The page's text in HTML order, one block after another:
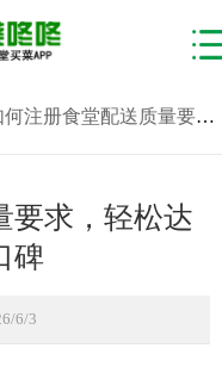
注册食堂配送质量要求，轻松达标，提升口碑
要求，轻松达
碑
6/3